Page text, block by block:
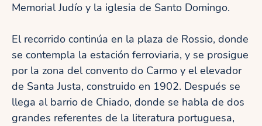
Memorial Judío y la iglesia de Santo Domingo.
El recorrido continúa en la plaza de Rossio, donde
se contempla la estación ferroviaria, y se prosigue
por la zona del convento do Carmo y el elevador
de Santa Justa, construido en 1902. Después se
llega al barrio de Chiado, donde se habla de dos
grandes referentes de la literatura portuguesa,